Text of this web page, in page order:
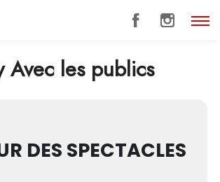
Avec les publics
DES SPECTACLES